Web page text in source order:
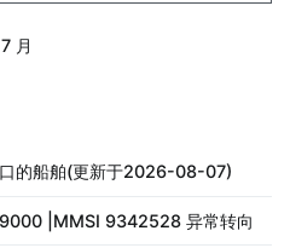
月
的船舶(更新于2026-08-07)
|MMSI 9342528 异常转向